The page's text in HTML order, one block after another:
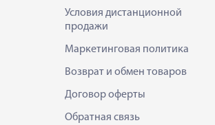
Условия дистанционной
продажи
Маркетинговая политика
Возврат и обмен товаров
Договор оферты
Обратная связь